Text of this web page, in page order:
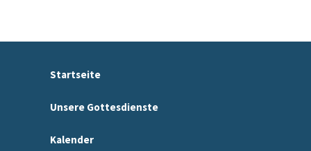
Startseite
Unsere Gottesdienste
Kalender